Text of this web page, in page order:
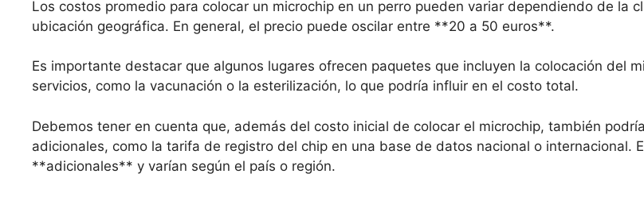
Los costos promedio para colocar un microchip en un perro pueden variar dependiendo de la
ubicación geográfica. En general, el precio puede oscilar entre **20 a 50 euros**.
Es importante destacar que algunos lugares ofrecen paquetes que incluyen la colocación del
servicios, como la vacunación o la esterilización, lo que podría influir en el costo total.
Debemos tener en cuenta que, además del costo inicial de colocar el microchip, también
adicionales, como la tarifa de registro del chip en una base de datos nacional o internacional.
**adicionales** y varían según el país o región.